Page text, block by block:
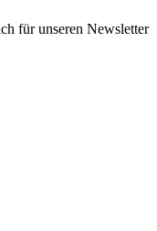
für unseren Newsletter